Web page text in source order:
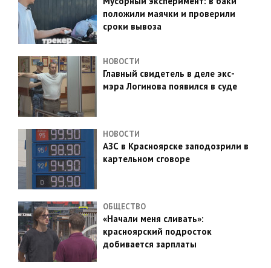
положили маячки и проверили
сроки вывоза
НОВОСТИ
Главный свидетель в деле экс-
мэра Логинова появился в суде
НОВОСТИ
АЗС в Красноярске заподозрили в
картельном сговоре
ОБЩЕСТВО
«Начали меня сливать»:
красноярский подросток
добивается зарплаты